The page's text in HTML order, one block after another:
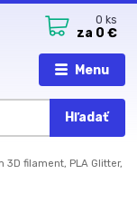
Menu
Hľadať
0 ks
za 0 €
3D filament, PLA Glitter,